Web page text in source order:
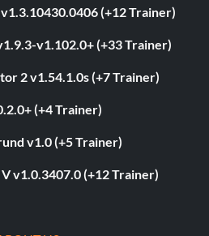
(+12 Trainer)
v1.102.0+ (+33 Trainer)
2 v1.54.1.0s (+7 Trainer)
(+4 Trainer)
v1.0 (+5 Trainer)
v1.0.3407.0 (+12 Trainer)